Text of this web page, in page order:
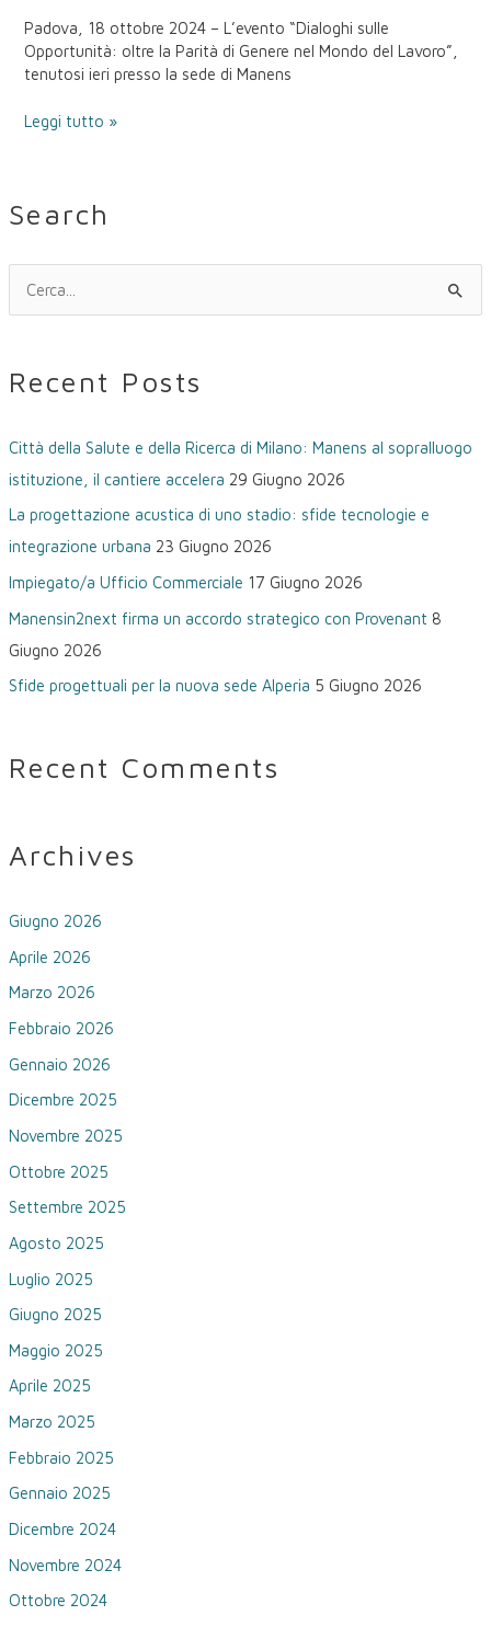
Search
c
:
Recent Posts
Città della Salute e della Ricerca di Milano: Manens al sopralluogo
istituzione, il cantiere accelera 29 Giugno 2026
La progettazione acustica di uno stadio: sfide tecnologie e
integrazione urbana 23 Giugno 2026
Impiegato/a Ufficio Commerciale 17 Giugno 2026
Manensin2next firma un accordo strategico con Provenant 8
Giugno 2026
Sfide progettuali per la nuova sede Alperia 5 Giugno 2026
Recent Comments
Archives
Giugno 2026
Aprile 2026
Marzo 2026
Febbraio 2026
Gennaio 2026
Dicembre 2025
Novembre 2025
Ottobre 2025
Settembre 2025
Agosto 2025
Luglio 2025
Giugno 2025
Maggio 2025
Aprile 2025
Marzo 2025
Febbraio 2025
Gennaio 2025
Dicembre 2024
Novembre 2024
Ottobre 2024
Padova, 18 ottobre 2024 – L’evento “Dialoghi sulle
Opportunità: oltre la Parità di Genere nel Mondo del Lavoro”,
tenutosi ieri presso la sede di Manens
Leggi tutto »